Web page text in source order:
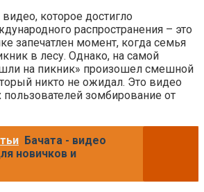
которое достигло
распространения – это
запечатлен момент, когда семья
в лесу. Однако, на самой
на пикник» произошел смешной
никто не ожидал. Это видео
зомбирование от
Бачата - видео
новичков и